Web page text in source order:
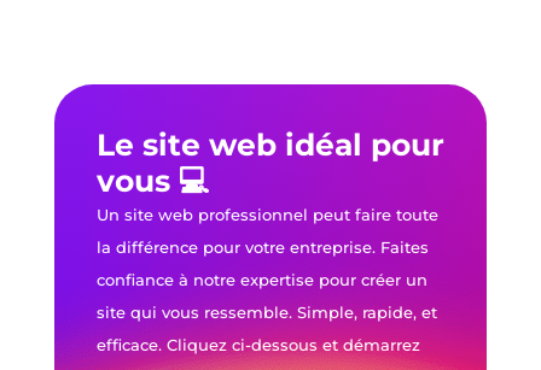
Le site web idéal pour
vous 💻
Un site web professionnel peut faire toute
la différence pour votre entreprise. Faites
confiance à notre expertise pour créer un
site qui vous ressemble. Simple, rapide, et
efficace. Cliquez ci-dessous et démarrez